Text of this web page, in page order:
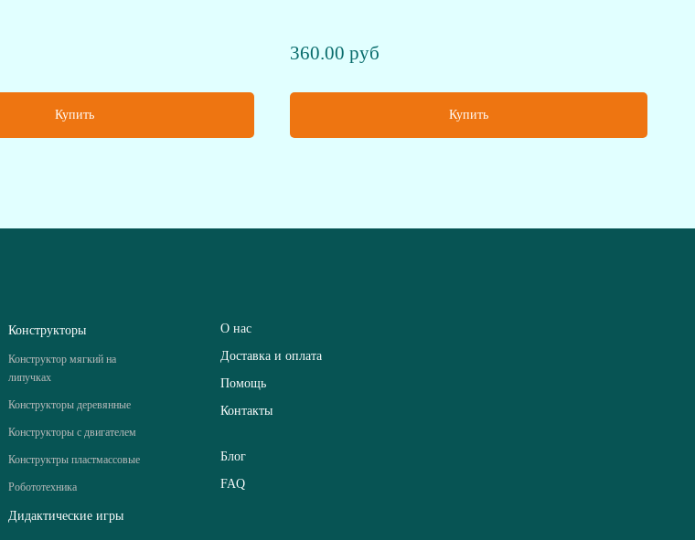
Купить
360.00 руб
Купить
Конструкторы
Конструктор мягкий на
липучках
Конструкторы деревянные
Конструкторы с двигателем
Конструктры пластмассовые
Робототехника
Дидактические игры
О нас
Доставка и оплата
Помощь
Контакты
Блог
FAQ